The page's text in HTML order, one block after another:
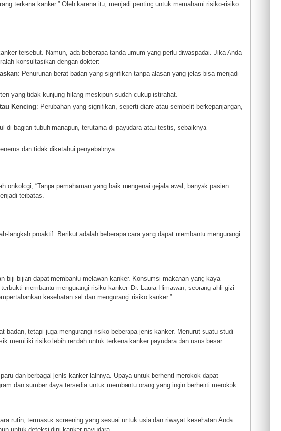
terkena kanker.” Oleh karena itu, menjadi penting untuk memahami risiko-risiko
tersebut. Namun, ada beberapa tanda umum yang perlu diwaspadai. Jika Anda
konsultasikan dengan dokter:
: Penurunan berat badan yang signifikan tanpa alasan yang jelas bisa menjadi
yang tidak kunjung hilang meskipun sudah cukup istirahat.
Kencing: Perubahan yang signifikan, seperti diare atau sembelit berkepanjangan,
di bagian tubuh manapun, terutama di payudara atau testis, sebaiknya
dan tidak diketahui penyebabnya.
onkologi, “Tanpa pemahaman yang baik mengenai gejala awal, banyak pasien
terbatas.”
langkah proaktif. Berikut adalah beberapa cara yang dapat membantu mengurangi
biji-bijian dapat membantu melawan kanker. Konsumsi makanan yang kaya
membantu mengurangi risiko kanker. Dr. Laura Himawan, seorang ahli gizi
kesehatan sel dan mengurangi risiko kanker.”
tetapi juga mengurangi risiko beberapa jenis kanker. Menurut suatu studi
memiliki risiko lebih rendah untuk terkena kanker payudara dan usus besar.
dan berbagai jenis kanker lainnya. Upaya untuk berhenti merokok dapat
dan sumber daya tersedia untuk membantu orang yang ingin berhenti merokok.
rutin, termasuk screening yang sesuai untuk usia dan riwayat kesehatan Anda.
untuk deteksi dini kanker payudara.